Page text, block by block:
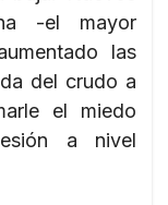
-el mayor
las
del crudo a
el miedo
a nivel